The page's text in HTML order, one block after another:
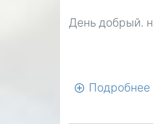
День добрый.
Подробнее